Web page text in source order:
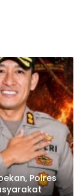
Polres